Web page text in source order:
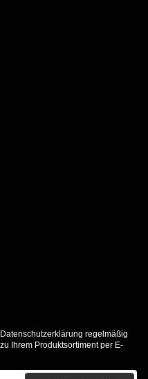
Datenschutzerklärung regelmäßig
Ihrem Produktsortiment per E-